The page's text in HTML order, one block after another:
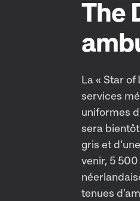
The
La « Star
services
uniformes
sera
gris et
venir, 5
tenues